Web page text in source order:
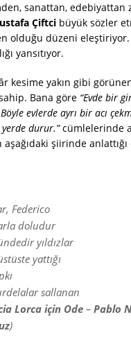
sanattan, edebiyattan
Çiftci büyük sözler
olduğu düzeni
yansıtıyor.
kesime yakın gibi
Bana göre “Evde bir
evlerde ayrı bir acı
yerde durur.”cümlelerinde
aşağıdaki şiirinde
Federico
doludur
yıldızlar
yattığı
sallanan
Lorca için Ode– Pablo
)